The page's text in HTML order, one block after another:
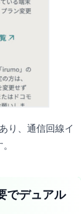
り、通信回線イ
でデュアル